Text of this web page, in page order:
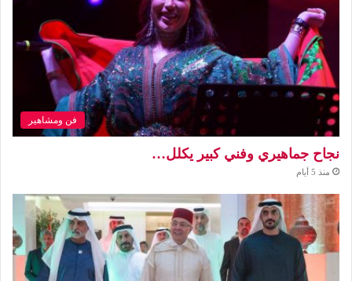
فن ومشاهير
نجاح جماهيري وفني كبير يكلل…
منذ 5 أيام